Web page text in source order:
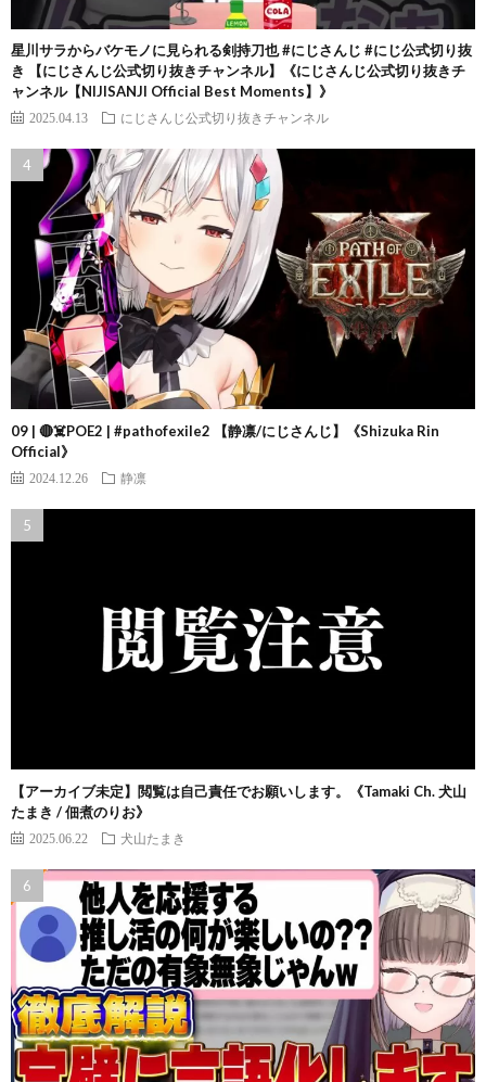
星川サラからバケモノに見られる剣持刀也 #にじさんじ #にじ公式切り抜
き 【にじさんじ公式切り抜きチャンネル】《にじさんじ公式切り抜きチ
ャンネル【NIJISANJI Official Best Moments】》
2025.04.13 にじさんじ公式切り抜きチャンネル
09 | 🔴☠️POE2 | #pathofexile2 【静凛/にじさんじ】《Shizuka Rin
Official》
2024.12.26 静凛
【アーカイブ未定】閲覧は自己責任でお願いします。《Tamaki Ch. 犬山
たまき / 佃煮のりお》
2025.06.22 犬山たまき